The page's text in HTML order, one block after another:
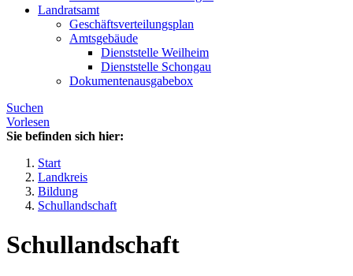
Landratsamt
Geschäftsverteilungsplan
Amtsgebäude
Dienststelle Weilheim
Dienststelle Schongau
Dokumentenausgabebox
Suchen
Vorlesen
Sie befinden sich hier:
Start
Landkreis
Bildung
Schullandschaft
Schullandschaft